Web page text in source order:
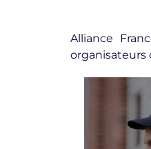
Alliance
organisateurs